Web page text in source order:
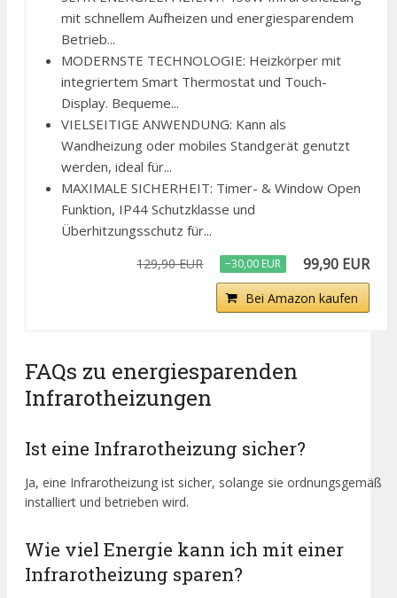
mit schnellem Aufheizen und energiesparendem
Betrieb...
MODERNSTE TECHNOLOGIE: Heizkörper mit
integriertem Smart Thermostat und Touch-
Display. Bequeme...
VIELSEITIGE ANWENDUNG: Kann als
Wandheizung oder mobiles Standgerät genutzt
werden, ideal für...
MAXIMALE SICHERHEIT: Timer- & Window Open
Funktion, IP44 Schutzklasse und
Überhitzungsschutz für...
129,90 EUR −30,00 EUR 99,90 EUR
Bei Amazon kaufen
FAQs zu energiesparenden
Infrarotheizungen
Ist eine Infrarotheizung sicher?
Ja, eine Infrarotheizung ist sicher, solange sie ordnungsgemäß
installiert und betrieben wird.
Wie viel Energie kann ich mit einer
Infrarotheizung sparen?